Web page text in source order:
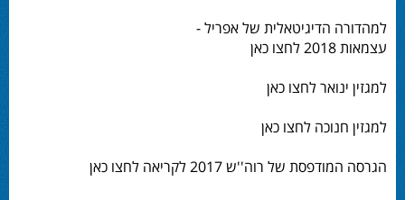
למהדורה הדיגיטאלית של אפריל -
עצמאות 2018 לחצו כאן
למגזין ינואר לחצו כאן
למגזין חנוכה לחצו כאן
הגרסה המודפסת של רוה''ש 2017 לקריאה לחצו כאן